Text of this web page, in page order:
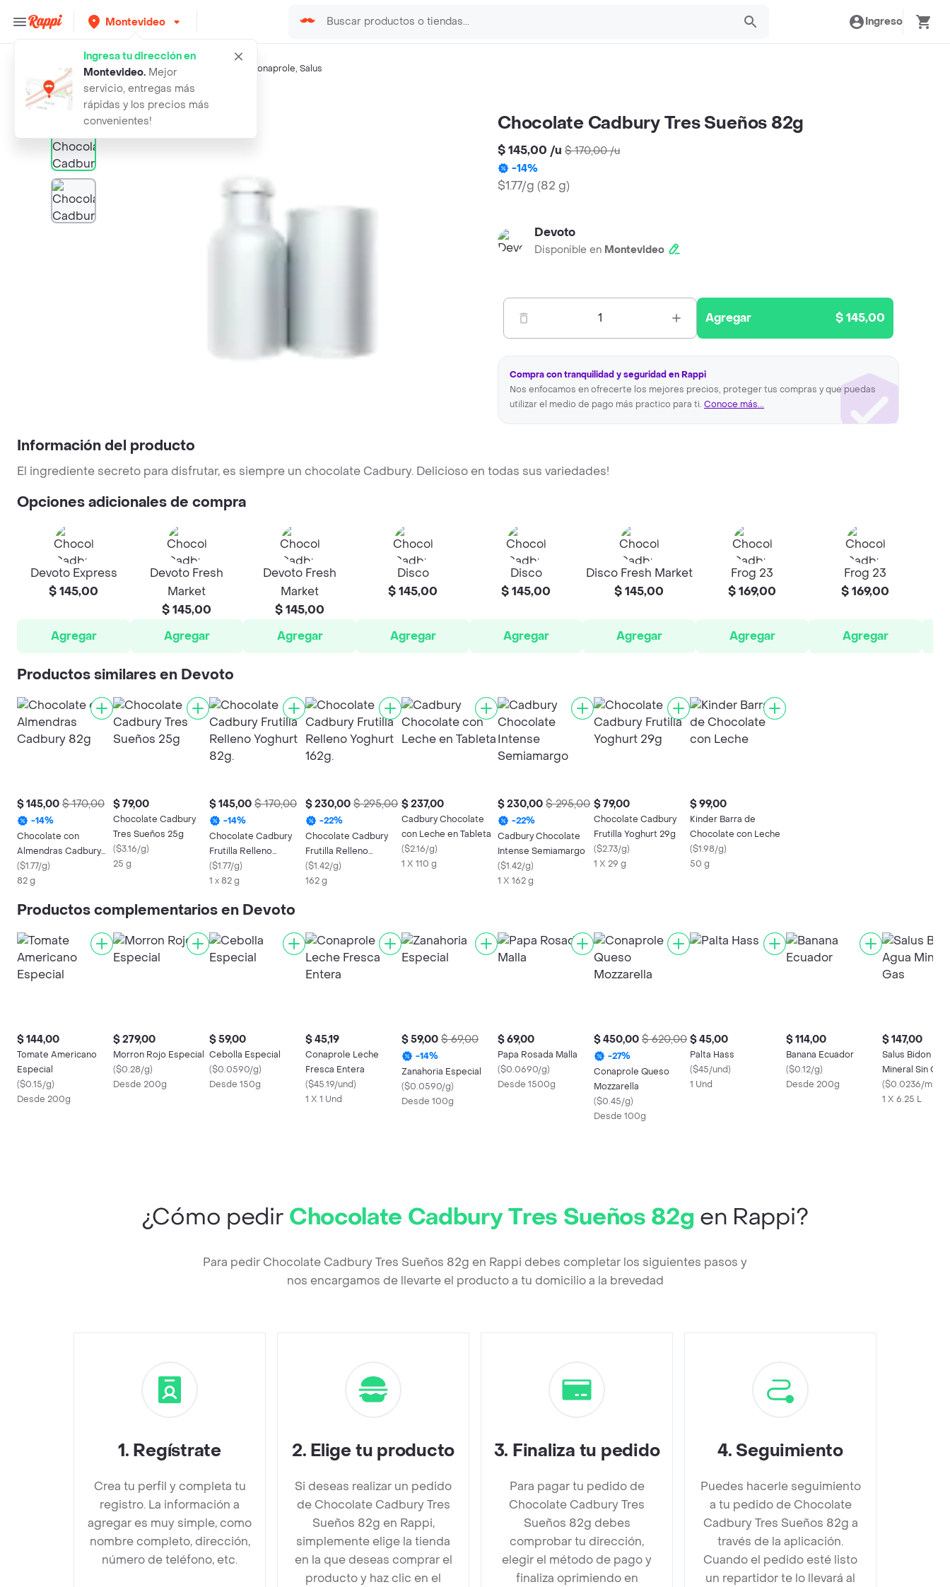
Montevideo
Ingresa tu dirección en
Montevideo. Mejor
servicio, entregas más
rápidas y los precios más
convenientes!
Ingreso
Búsquedas relacionadas:Chocolates, Conaprole, Salus
Rappi chocolate cadbury tres suenos 82g
Chocolate Cadbury Tres Sueños 82g
$ 145,00 /u $ 170,00/u
-14%
$1.77/g (82 g)
Devoto
Disponible en Montevideo
1 Agregar $ 145,00
Compra con tranquilidad y seguridad en Rappi
Nos enfocamos en ofrecerte los mejores precios, proteger tus compras y que puedas
utilizar el medio de pago más practico para ti. Conoce más...
Información del producto
El ingrediente secreto para disfrutar, es siempre un chocolate Cadbury. Delicioso en todas sus variedades!
Opciones adicionales de compra
Devoto Express
$ 145,00
Agregar
Devoto Fresh
Market
$ 145,00
Agregar
Devoto Fresh
Market
$ 145,00
Agregar
Disco
$ 145,00
Agregar
Disco
$ 145,00
Agregar
Disco Fresh Market
$ 145,00
Agregar
Frog 23
$ 169,00
Agregar
Frog 23
$ 169,00
Agregar
Productos similares en Devoto
$ 145,00 $ 170,00
-14%
Chocolate con
Almendras Cadbury
82g
($1.77/g)
82 g
$ 79,00
Chocolate Cadbury
Tres Sueños 25g
($3.16/g)
25 g
$ 145,00 $ 170,00
-14%
Chocolate Cadbury
Frutilla Relleno
Yoghurt 82g.
($1.77/g)
1 x 82 g
$ 230,00 $ 295,00
-22%
Chocolate Cadbury
Frutilla Relleno
Yoghurt 162g.
($1.42/g)
162 g
$ 237,00
Cadbury Chocolate
con Leche en Tableta
($2.16/g)
1 X 110 g
$ 230,00 $ 295,00
-22%
Cadbury Chocolate
Intense Semiamargo
($1.42/g)
1 X 162 g
$ 79,00
Chocolate Cadbury
Frutilla Yoghurt 29g
($2.73/g)
1 X 29 g
$ 99,00
Kinder Barra de
Chocolate con Leche
($1.98/g)
50 g
Productos complementarios en Devoto
$ 144,00
Tomate Americano
Especial
($0.15/g)
Desde 200g
$ 279,00
Morron Rojo Especial
($0.28/g)
Desde 200g
$ 59,00
Cebolla Especial
($0.0590/g)
Desde 150g
$ 45,19
Conaprole Leche
Fresca Entera
($45.19/und)
1 X 1 Und
$ 59,00 $ 69,00
-14%
Zanahoria Especial
($0.0590/g)
Desde 100g
$ 69,00
Papa Rosada Malla
($0.0690/g)
Desde 1500g
$ 450,00 $ 620,00
-27%
Conaprole Queso
Mozzarella
($0.45/g)
Desde 100g
$ 45,00
Palta Hass
($45/und)
1 Und
$ 114,00
Banana Ecuador
($0.12/g)
Desde 200g
$ 147,00
Salus Bidon
Mineral Sin Gas
($0.0236/ml
1 X 6.25 L
¿Cómo pedir Chocolate Cadbury Tres Sueños 82g en Rappi?
Para pedir Chocolate Cadbury Tres Sueños 82g en Rappi debes completar los siguientes pasos y
nos encargamos de llevarte el producto a tu domicilio a la brevedad
1. Regístrate
Crea tu perfil y completa tu
registro. La información a
agregar es muy simple, como
nombre completo, dirección,
número de teléfono, etc.
2. Elige tu producto
Si deseas realizar un pedido
de Chocolate Cadbury Tres
Sueños 82g en Rappi,
simplemente elige la tienda
en la que deseas comprar el
producto y haz clic en el
3. Finaliza tu pedido
Para pagar tu pedido de
Chocolate Cadbury Tres
Sueños 82g debes
comprobar tu dirección,
elegir el método de pago y
finaliza oprimiendo en
4. Seguimiento
Puedes hacerle seguimiento
a tu pedido de Chocolate
Cadbury Tres Sueños 82g a
través de la aplicación.
Cuando el pedido esté listo
un repartidor te lo llevará al